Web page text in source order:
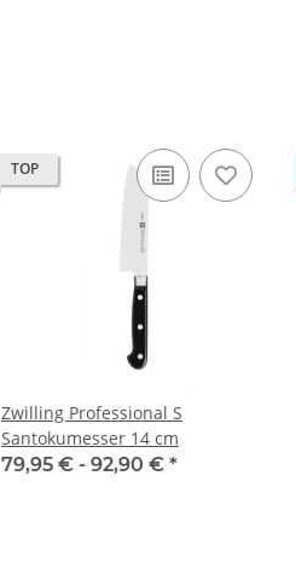
TOP
Zwilling Professional S
Santokumesser 14 cm
79,95 € - 92,90 € *